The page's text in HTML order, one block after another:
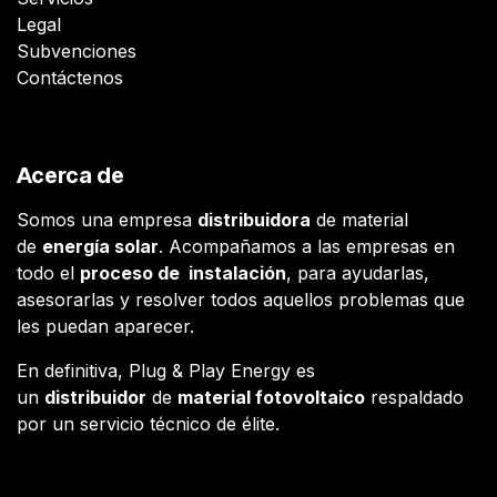
Legal
Subvenciones
Contáctenos
Acerca de
Somos una empresa distribuidora de material
de energía solar. Acompañamos a las empresas en
todo el proceso de instalación, para ayudarlas,
asesorarlas y resolver todos aquellos problemas que
les puedan aparecer.
En definitiva, Plug & Play Energy es
un distribuidor de material fotovoltaico respaldado
por un servicio técnico de élite.